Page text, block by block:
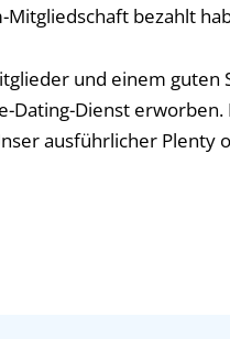
bezahlt
und einem guten
Dating-Dienst erworben.
ausführlicher Plenty